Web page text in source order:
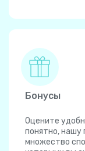
Бонусы
Оцените
понятно,
множество